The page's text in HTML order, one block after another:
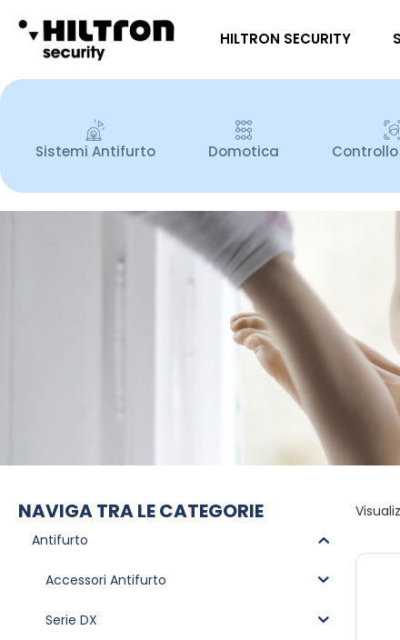
HILTRON SECURITY
Sistemi Antifurto Domotica
NAVIGA TRA LE CATEGORIE
Antifurto
Accessori Antifurto
Serie DX